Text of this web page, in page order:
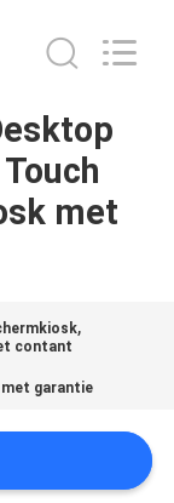
met
,
contant
met garantie